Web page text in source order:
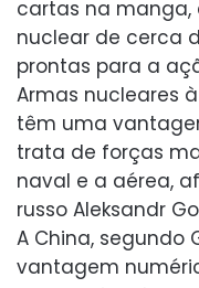
cartas na manga,
nuclear de cerca
prontas para a
Armas nucleares
têm uma
trata de forças
naval e a aérea,
russo Aleksandr
A China, segundo
vantagem